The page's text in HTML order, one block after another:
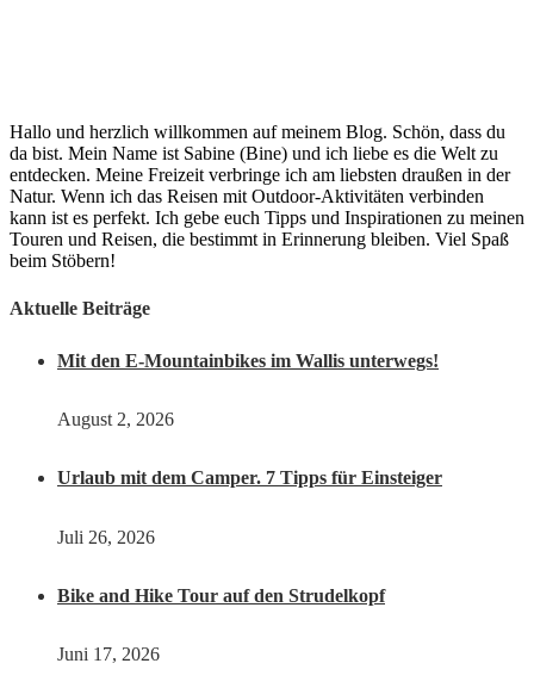
Hallo und herzlich willkommen auf meinem Blog. Schön, dass du
da bist. Mein Name ist Sabine (Bine) und ich liebe es die Welt zu
entdecken. Meine Freizeit verbringe ich am liebsten draußen in der
Natur. Wenn ich das Reisen mit Outdoor-Aktivitäten verbinden
kann ist es perfekt. Ich gebe euch Tipps und Inspirationen zu meinen
Touren und Reisen, die bestimmt in Erinnerung bleiben. Viel Spaß
beim Stöbern!
Aktuelle Beiträge
Mit den E-Mountainbikes im Wallis unterwegs!
August 2, 2026
Urlaub mit dem Camper. 7 Tipps für Einsteiger
Juli 26, 2026
Bike and Hike Tour auf den Strudelkopf
Juni 17, 2026